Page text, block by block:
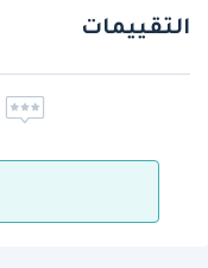
التقييمات